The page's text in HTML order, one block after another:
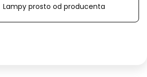
Lampy prosto od producenta